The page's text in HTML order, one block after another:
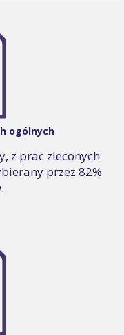
ogólnych
z prac zleconych
przez 82%